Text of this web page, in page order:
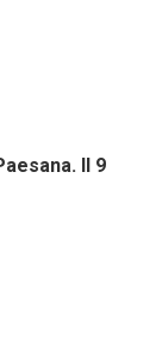
Il 9